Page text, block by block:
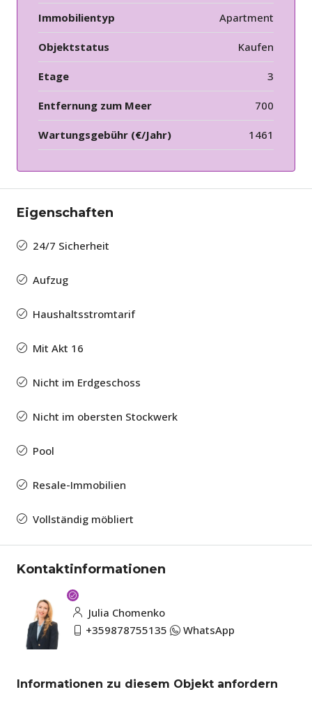
Immobilientyp Apartment
Objektstatus Kaufen
Etage 3
Entfernung zum Meer 700
Wartungsgebühr (€/Jahr) 1461
Eigenschaften
24/7 Sicherheit
Aufzug
Haushaltsstromtarif
Mit Akt 16
Nicht im Erdgeschoss
Nicht im obersten Stockwerk
Pool
Resale-Immobilien
Vollständig möbliert
Kontaktinformationen
Julia Chomenko
+359878755135
WhatsApp
Informationen zu diesem Objekt anfordern